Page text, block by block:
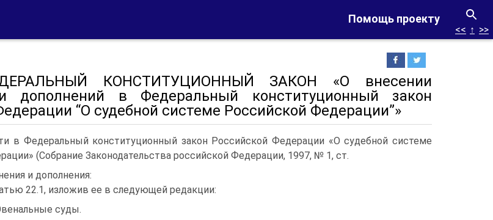
Помощь проекту
<< ↑ >>
КОНСТИТУЦИОННЫЙ ЗАКОН «О внесении
дополнений в Федеральный конституционный закон
“О судебной системе Российской Федерации”»
в Федеральный конституционный закон Российской Федерации «О судебной системе
(Собрание Законодательства российской Федерации, 1997, № 1, ст.
и дополнения:
22.1, изложив ее в следующей редакции:
суды.